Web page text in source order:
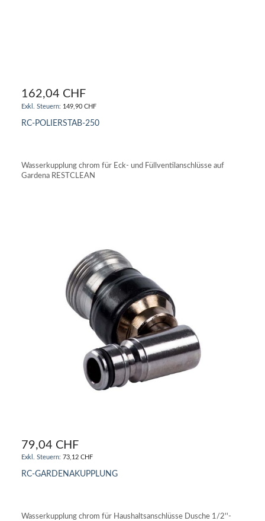
162,04 CHF
149,90 CHF
RC-POLIERSTAB-250
Wasserkupplung chrom für Eck- und Füllventilanschlüsse auf
Gardena RESTCLEAN
79,04 CHF
73,12 CHF
RC-GARDENAKUPPLUNG
Wasserkupplung chrom für Haushaltsanschlüsse Dusche 1/2''-